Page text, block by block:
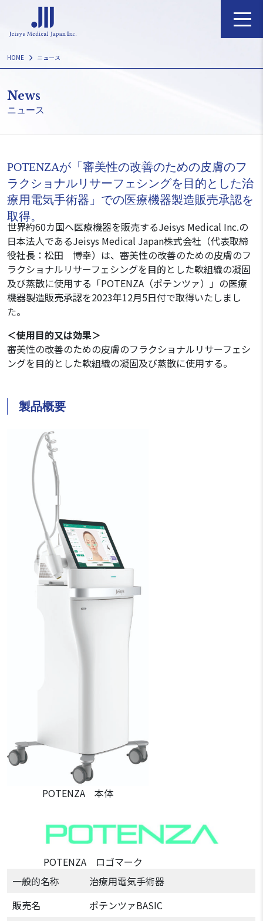
content
HOME ニュース
News
ニュース
POTENZAが「審美性の改善のための皮膚のフ
ラクショナルリサーフェシングを目的とした治
療用電気手術器」での医療機器製造販売承認を
取得。
世界約60カ国へ医療機器を販売するJeisys Medical Inc.の
日本法人であるJeisys Medical Japan株式会社（代表取締
役社長：松田 博幸）は、審美性の改善のための皮膚のフ
ラクショナルリサーフェシングを目的とした軟組織の凝固
及び蒸散に使用する「POTENZA（ポテンツァ）」の医療
機器製造販売承認を2023年12月5日付で取得いたしまし
た。
＜使用目的又は効果＞
審美性の改善のための皮膚のフラクショナルリサーフェシ
ングを目的とした軟組織の凝固及び蒸散に使用する。
製品概要
POTENZA 本体
POTENZA ロゴマーク
一般的名称
治療用電気手術器
販売名
ポテンツァBASIC